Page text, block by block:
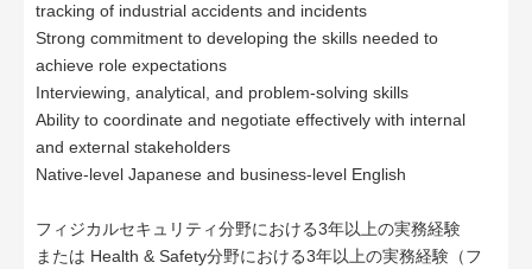
tracking of industrial accidents and incidents
Strong commitment to developing the skills needed to
achieve role expectations
Interviewing, analytical, and problem‑solving skills
Ability to coordinate and negotiate effectively with internal
and external stakeholders
Native-level Japanese and business-level English
フィジカルセキュリティ分野における3年以上の実務経験
または Health & Safety分野における3年以上の実務経験（フ